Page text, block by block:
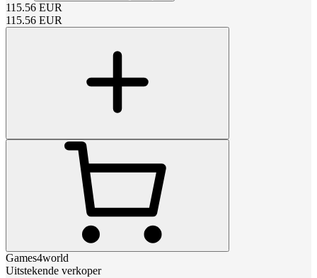
115.56 EUR
115.56 EUR
Games4world
Uitstekende verkoper